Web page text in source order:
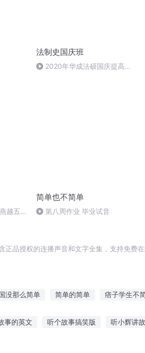
法制史国庆班
2020年华成法硕国庆提高班
越五
简单也不简单
第八周作业 毕业试音
品授权的连播声音和文字全集，支持免费
没那么简单 简单的简单 痞子学生不
事的英文 听个故事搞笑版 听小辉讲